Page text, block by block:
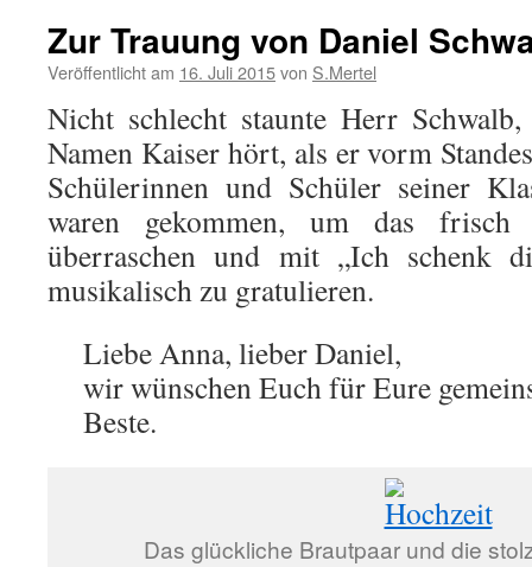
Zur Trauung von Daniel
Veröffentlicht am 16. Juli 2015von S.Mertel
Nicht schlecht staunte Herr
Namen Kaiser hört, als er vorm
Schülerinnen und Schüler seiner
waren gekommen, um das frisch
überraschen und mit „Ich schenk
musikalisch zu gratulieren.
Liebe Anna, lieber Daniel,
wir wünschen Euch für Eure
Beste.
Das glückliche Brautpaar und die